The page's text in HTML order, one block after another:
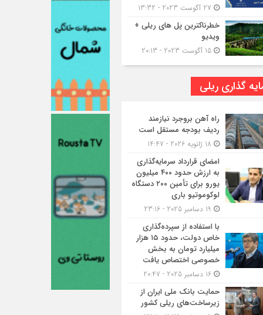
خطرناکترین پل های ریلی +
ویدیو
گذاری ریلی
راه آهن بروجرد نیازمند
ردیف بودجه مستقل است
امضای قرارداد سرمایه‌گذاری
به ارزش حدود ۴۰۰ میلیون
یورو برای تأمین ۲۰۰ دستگاه
لوکوموتیو باری
با استفاده از سپرده‌گذاری
خاص دولت، حدود ۱۵ هزار
میلیارد تومان به بخش
خصوصی اختصاص یافت
حمایت بانک ملی ایران از
زیرساخت‌های ریلی کشور